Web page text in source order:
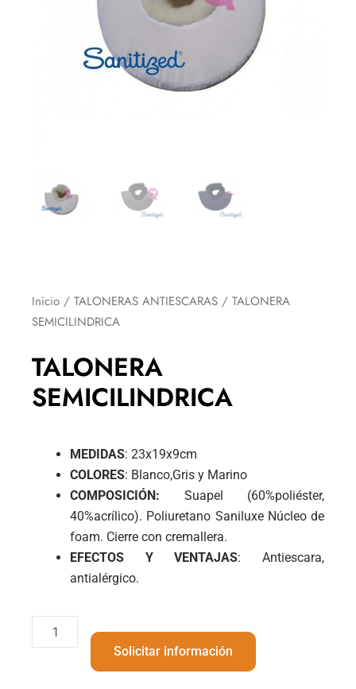
Inicio / TALONERAS ANTIESCARAS / TALONERA
SEMICILINDRICA
TALONERA
SEMICILINDRICA
MEDIDAS: 23x19x9cm
COLORES: Blanco,Gris y Marino
COMPOSICIÓN: Suapel (60%poliéster,
40%acrílico). Poliuretano Saniluxe Núcleo de
foam. Cierre con cremallera.
EFECTOS Y VENTAJAS: Antiescara,
antialérgico.
SEMICILINDRICA
Solicitar información